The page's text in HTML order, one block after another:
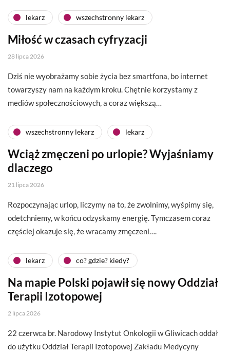
lekarz wszechstronny lekarz
Miłość w czasach cyfryzacji
28 lipca 2026
Dziś nie wyobrażamy sobie życia bez smartfona, bo internet
towarzyszy nam na każdym kroku. Chętnie korzystamy z
mediów społecznościowych, a coraz większą…
wszechstronny lekarz lekarz
Wciąż zmęczeni po urlopie? Wyjaśniamy
dlaczego
21 lipca 2026
Rozpoczynając urlop, liczymy na to, że zwolnimy, wyśpimy się,
odetchniemy, w końcu odzyskamy energię. Tymczasem coraz
częściej okazuje się, że wracamy zmęczeni….
lekarz co? gdzie? kiedy?
Na mapie Polski pojawił się nowy Oddział
Terapii Izotopowej
2 lipca 2026
22 czerwca br. Narodowy Instytut Onkologii w Gliwicach oddał
do użytku Oddział Terapii Izotopowej Zakładu Medycyny